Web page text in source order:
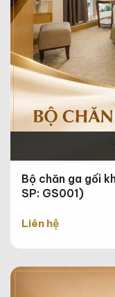
Bộ chăn ga gối
SP: GS001)
Liên hệ